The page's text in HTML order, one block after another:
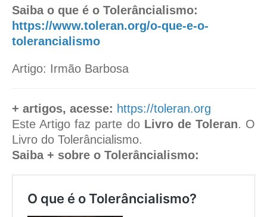
Saiba o que é o Tolerâncialismo:
https://www.toleran.org/o-que-e-o-
tolerancialismo
Artigo: Irmão Barbosa
+ artigos, acesse: https://toleran.org
Este Artigo faz parte do Livro de Toleran. O
Livro do Tolerâncialismo.
Saiba + sobre o Tolerâncialismo:
O que é o Tolerâncialismo?